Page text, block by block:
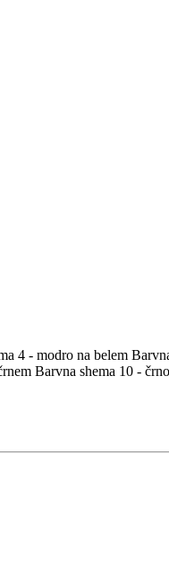
4 - modro na belem
Barvna shema 10 -